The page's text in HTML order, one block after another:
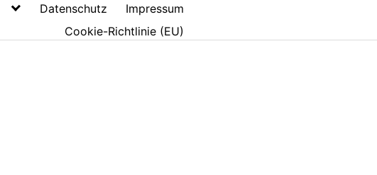
Datenschutz
Impressum
Cookie-Richtlinie (EU)